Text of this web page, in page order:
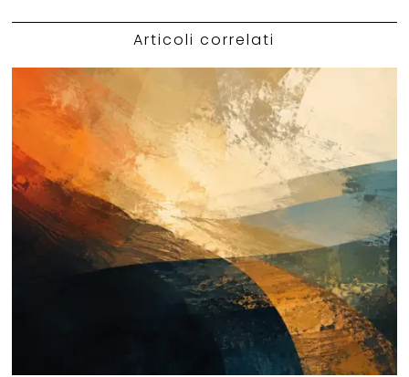
Articoli correlati